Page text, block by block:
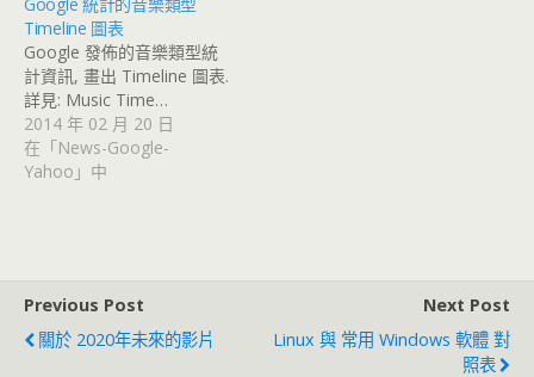
Timeline 圖表
Google 發佈的音樂類型統
計資訊, 畫出 Timeline 圖表.
詳見: Music Time…
2014 年 02 月 20 日
在「News-Google-
Yahoo」中
Previous Post
關於 2020年未來的影片
Next Post
Linux 與 常用 Windows 軟體 對
照表